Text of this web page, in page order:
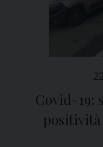
Covid-19: